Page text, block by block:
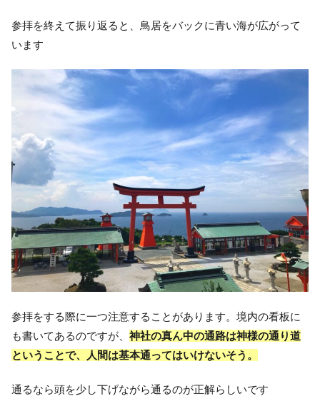
参拝を終えて振り返ると、鳥居をバックに青い海が広がって
います
参拝をする際に一つ注意することがあります。境内の看板に
も書いてあるのですが、 神社の真ん中の通路は神様の通り道
ということで、人間は基本通ってはいけないそう。
通るなら頭を少し下げながら通るのが正解らしいです